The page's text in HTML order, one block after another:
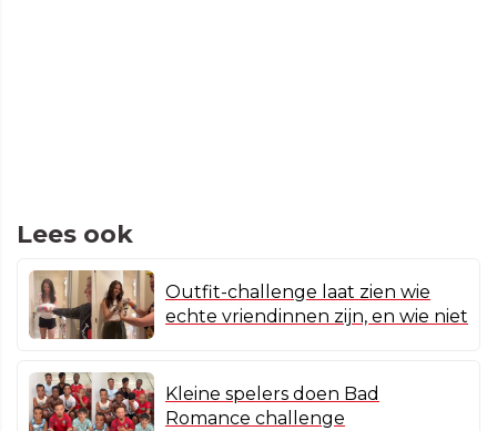
Lees ook
Outfit-challenge laat zien wie
echte vriendinnen zijn, en wie niet
Kleine spelers doen Bad
Romance challenge